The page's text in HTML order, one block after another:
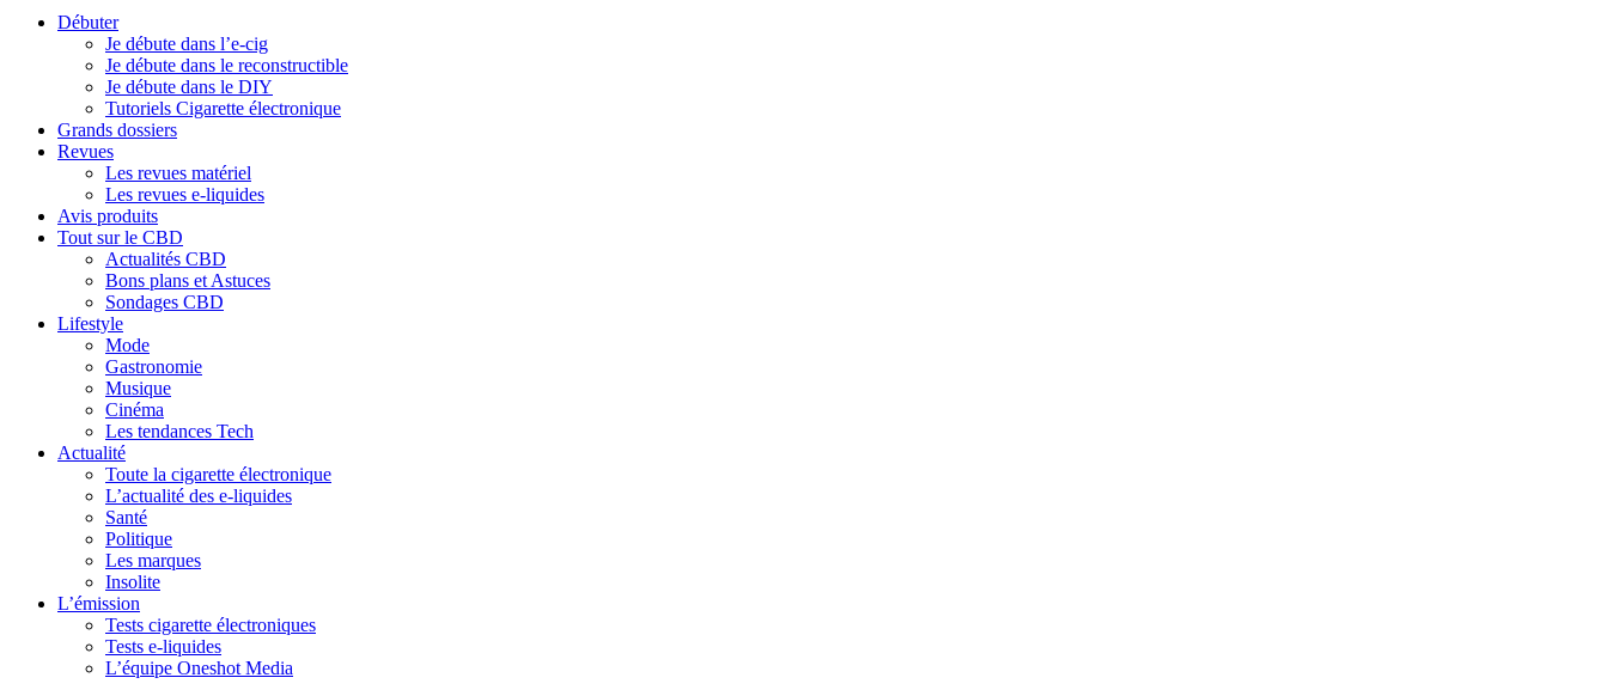
Débuter
Je débute dans l’e-cig
Je débute dans le reconstructible
Je débute dans le DIY
Tutoriels Cigarette électronique
Grands dossiers
Revues
Les revues matériel
Les revues e-liquides
Avis produits
Tout sur le CBD
Actualités CBD
Bons plans et Astuces
Sondages CBD
Lifestyle
Mode
Gastronomie
Musique
Cinéma
Les tendances Tech
Actualité
Toute la cigarette électronique
L’actualité des e-liquides
Santé
Politique
Les marques
Insolite
L’émission
Tests cigarette électroniques
Tests e-liquides
L’équipe Oneshot Media